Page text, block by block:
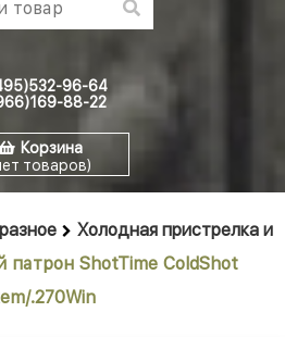
96-64
88-22
Корзина
товаров)
Холодная пристрелка и
патрон ShotTime ColdShot
.270Win